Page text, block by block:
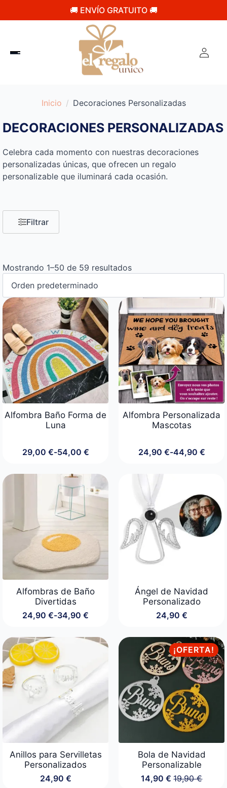
🚚 ENVÍO GRATUITO 🚚
Inicio Decoraciones Personalizadas
DECORACIONES PERSONALIZADAS
Celebra cada momento con nuestras decoraciones
personalizadas únicas, que ofrecen un regalo
personalizable que iluminará cada ocasión.
Filtrar
Mostrando 1–50 de 59 resultados
Alfombra Baño Forma de
Luna
29,00 €-54,00 €
Rango
precios:
desde
29,00 €
hasta
54,00 €
Alfombra Personalizada
Mascotas
24,90 €-44,90 €
Rango
24,90 €
hasta
44,90 €
Alfombras de Baño
Divertidas
24,90 €-34,90 €
Rango
precios:
desde
24,90 €
hasta
34,90 €
Ángel de Navidad
Personalizado
24,90 €
Anillos para Servilletas
Personalizados
24,90 €
¡OFERTA!
Bola de Navidad
Personalizable
19,90€
El
14,90 € El